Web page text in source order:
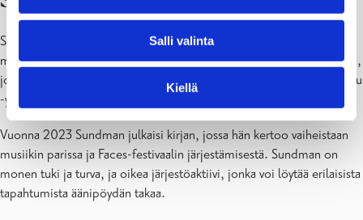
Salli valinta
Kiellä
Sepi Sundman on pitkäaikainen järjestötoimija ja tunnettu muun
muassa Karjaan mielenterveysyhdistys Kaippari ry:n puheenjohtajana,
joka vuonna 2022 sai Mielenterveyden keskusliiton Vuoden Pomppu
-yhdistyspalkinnon.
Vuonna 2023 Sundman julkaisi kirjan, jossa hän kertoo vaiheistaan
musiikin parissa ja Faces-festivaalin järjestämisestä. Sundman on
monen tuki ja turva, ja oikea järjestöaktiivi, jonka voi löytää erilaisista
tapahtumista äänipöydän takaa.